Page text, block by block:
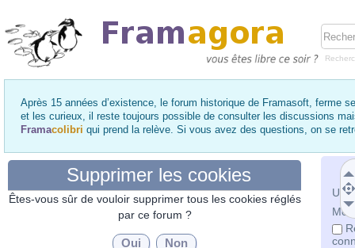
Après 15 années d’existence, le forum historique de Framasoft, ferme
et les curieux, il reste toujours possible de consulter les discussions
Framacolibri qui prend la relève. Si vous avez des questions, on se
Mot
Supprimer les cookies
Êtes-vous sûr de vouloir supprimer tous les cookies réglés
par ce forum ?